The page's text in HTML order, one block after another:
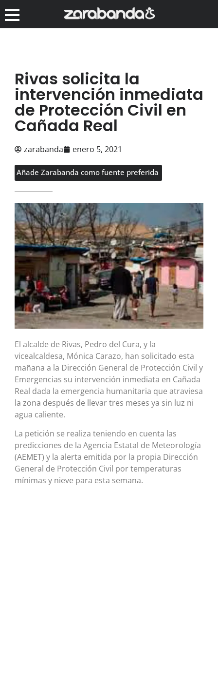
Rivas solicita la
intervención inmediata
de Protección Civil en
Cañada Real
zarabanda enero 5, 2021
Añade Zarabanda como fuente preferida
El alcalde de Rivas, Pedro del Cura, y la
vicealcaldesa, Mónica Carazo, han solicitado esta
mañana a la Dirección General de Protección Civil y
Emergencias su intervención inmediata en Cañada
Real dada la emergencia humanitaria que atraviesa
la zona después de llevar tres meses ya sin luz ni
agua caliente.
La petición se realiza teniendo en cuenta las
predicciones de la Agencia Estatal de Meteorología
(AEMET) y la alerta emitida por la propia Dirección
General de Protección Civil por temperaturas
mínimas y nieve para esta semana.